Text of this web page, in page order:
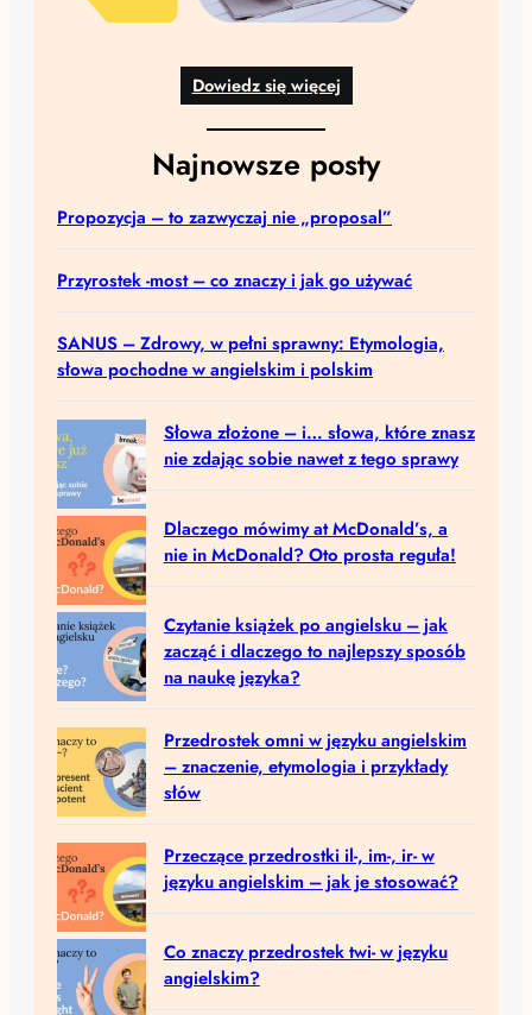
Dowiedz się więcej
Najnowsze posty
Propozycja – to zazwyczaj nie „proposal”
Przyrostek -most – co znaczy i jak go używać
SANUS – Zdrowy, w pełni sprawny: Etymologia,
słowa pochodne w angielskim i polskim
Słowa złożone – i… słowa, które znasz
nie zdając sobie nawet z tego sprawy
Dlaczego mówimy at McDonald’s, a
nie in McDonald? Oto prosta reguła!
Czytanie książek po angielsku – jak
zacząć i dlaczego to najlepszy sposób
na naukę języka?
Przedrostek omni w języku angielskim
– znaczenie, etymologia i przykłady
słów
Przeczące przedrostki il-, im-, ir- w
języku angielskim – jak je stosować?
Co znaczy przedrostek twi- w języku
angielskim?